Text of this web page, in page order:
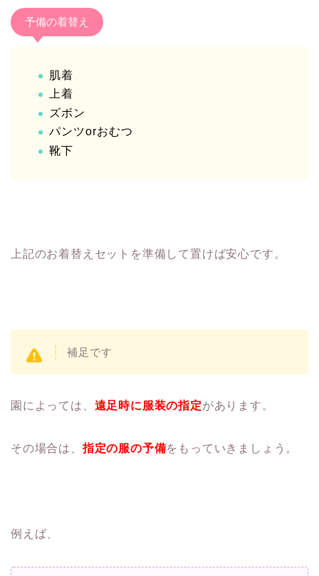
予備の着替え
肌着
上着
ズボン
パンツorおむつ
靴下
上記のお着替えセットを準備して置けば安心です。
補足です
園によっては、 遠足時に服装の指定があります。
その場合は、指定の服の予備をもっていきましょう。
例えば、